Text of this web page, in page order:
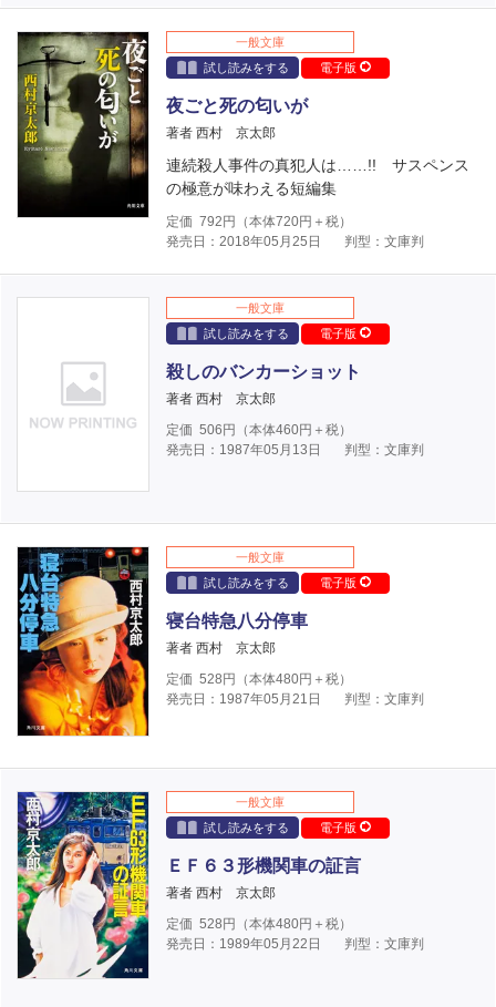
一般文庫
試し読みをする
電子版
夜ごと死の匂いが
著者 西村 京太郎
連続殺人事件の真犯人は……!! サスペンス
の極意が味わえる短編集
定価 792 円（本体720円＋税）
発売日：2018年05月25日
判型：文庫判
一般文庫
試し読みをする
電子版
殺しのバンカーショット
著者 西村 京太郎
定価 506 円（本体460円＋税）
発売日：1987年05月13日
判型：文庫判
一般文庫
試し読みをする
電子版
寝台特急八分停車
著者 西村 京太郎
定価 528 円（本体480円＋税）
発売日：1987年05月21日
判型：文庫判
一般文庫
試し読みをする
電子版
ＥＦ６３形機関車の証言
著者 西村 京太郎
定価 528 円（本体480円＋税）
発売日：1989年05月22日
判型：文庫判